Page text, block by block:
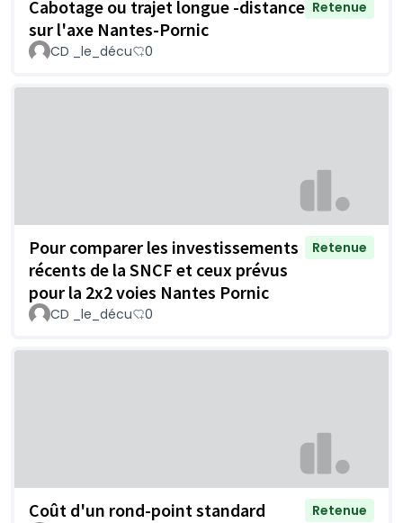
Cabotage ou trajet longue -distance
sur l'axe Nantes-Pornic
Retenue
CD _le_décu 0
Pour comparer les investissements
récents de la SNCF et ceux prévus
pour la 2x2 voies Nantes Pornic
Retenue
CD _le_décu 0
Coût d'un rond-point standard
Retenue